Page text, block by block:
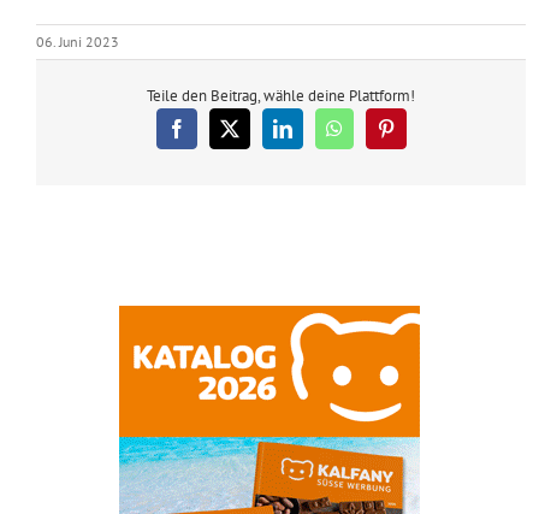
06. Juni 2023
Teile den Beitrag, wähle deine Plattform!
Facebook
X LinkedInWhatsAppPinterest